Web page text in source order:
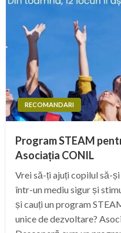
RECOMANDARI
Program STEAM
Asociația CONIL
Vrei să-ți ajuți copilul să-
într-un mediu sigur și
și cauți un program
unice de dezvoltare?